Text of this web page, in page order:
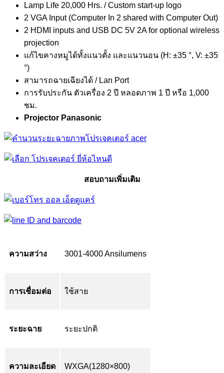
Lamp Life 20,000 Hrs. / Custom start-up logo
2 VGA Input (Computer In 2 shared with Computer Out)
2 HDMI inputs and USB DC 5V 2A for optional wireless
projection
แก้ไขคางหมูได้ทั้งแนวตั้ง และแนวนอน (H: ±35 °, V: ±35
°)
สามารถฉายเฉียงได้ / Lan Port
การรับประกัน ตัวเครื่อง 2 ปี หลอดภาพ 1 ปี หรือ 1,000
ชม.
Projector Panasonic
สอบถามเพิ่มเติม
ความสว่าง 3001-4000 Ansilumens
การเชื่อมต่อ ใช้สาย
ระยะฉาย ระยะปกติ
ความละเอียด WXGA(1280×800)